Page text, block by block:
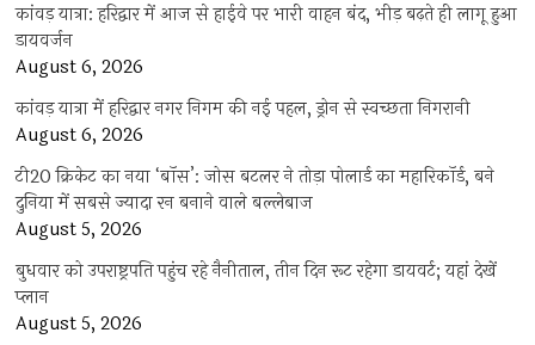
कांवड़ यात्रा: हरिद्वार में आज से हाईवे पर भारी वाहन बंद, भीड़ बढ़ते ही लागू हुआ
डायवर्जन
August 6, 2026
कांवड़ यात्रा में हरिद्वार नगर निगम की नई पहल, ड्रोन से स्वच्छता निगरानी
August 6, 2026
टी20 क्रिकेट का नया ‘बॉस’: जोस बटलर ने तोड़ा पोलार्ड का महारिकॉर्ड, बने
दुनिया में सबसे ज्यादा रन बनाने वाले बल्लेबाज
August 5, 2026
बुधवार को उपराष्ट्रपति पहुंच रहे नैनीताल, तीन दिन रूट रहेगा डायवर्ट; यहां देखें
प्‍लान
August 5, 2026